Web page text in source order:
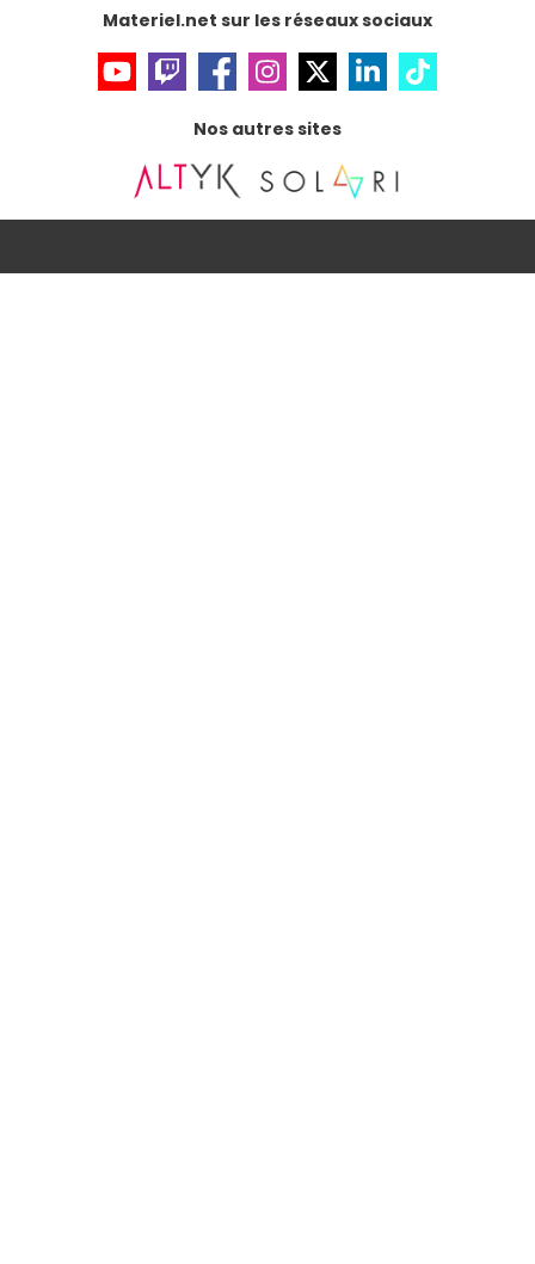
Materiel.net sur les réseaux sociaux
Nos autres sites